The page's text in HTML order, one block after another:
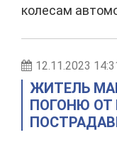
колесам
12.11.2023
ЖИТЕЛЬ
ПОГОНЮ ОТ